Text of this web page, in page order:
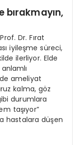
bırakmayın,
Dr. Fırat
iyileşme süreci,
ilerliyor. Elde
ameliyat
kalma, göz
durumlara
taşıyor”
hastalara düşen